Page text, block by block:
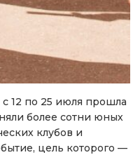
12 по 25 июля прошла
более сотни юных
клубов и
цель которого —